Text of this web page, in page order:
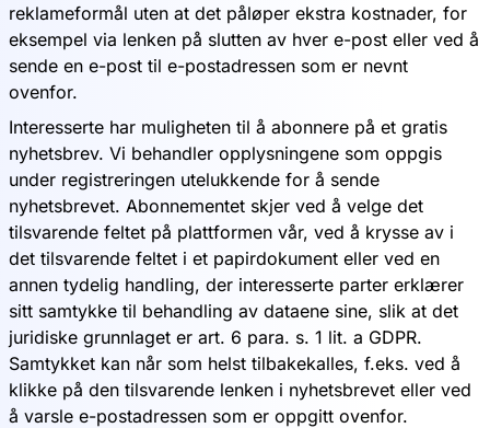
reklameformål uten at det påløper ekstra kostnader, for
eksempel via lenken på slutten av hver e-post eller ved å
sende en e-post til e-postadressen som er nevnt
ovenfor.
Interesserte har muligheten til å abonnere på et gratis
nyhetsbrev. Vi behandler opplysningene som oppgis
under registreringen utelukkende for å sende
nyhetsbrevet. Abonnementet skjer ved å velge det
tilsvarende feltet på plattformen vår, ved å krysse av i
det tilsvarende feltet i et papirdokument eller ved en
annen tydelig handling, der interesserte parter erklærer
sitt samtykke til behandling av dataene sine, slik at det
juridiske grunnlaget er art. 6 para. s. 1 lit. a GDPR.
Samtykket kan når som helst tilbakekalles, f.eks. ved å
klikke på den tilsvarende lenken i nyhetsbrevet eller ved
å varsle e-postadressen som er oppgitt ovenfor.